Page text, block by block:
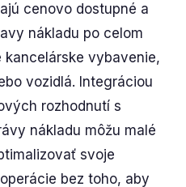
cenovo dostupné a
nákladu po celom
vybavenie,
vozidlá. Integráciou
rozhodnutí s
nákladu môžu malé
svoje
bez toho, aby